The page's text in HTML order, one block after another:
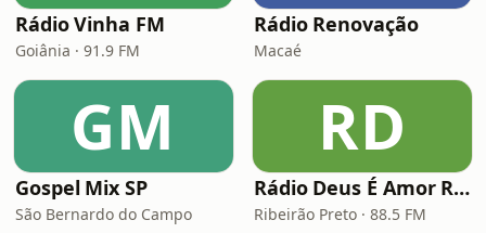
Rádio Vinha FM
Goiânia · 91.9 FM
Rádio Renovação
Macaé
GM
Gospel Mix SP
São Bernardo do Campo
RD
Rádio Deus É Amor Ribeirão Preto
Ribeirão Preto · 88.5 FM